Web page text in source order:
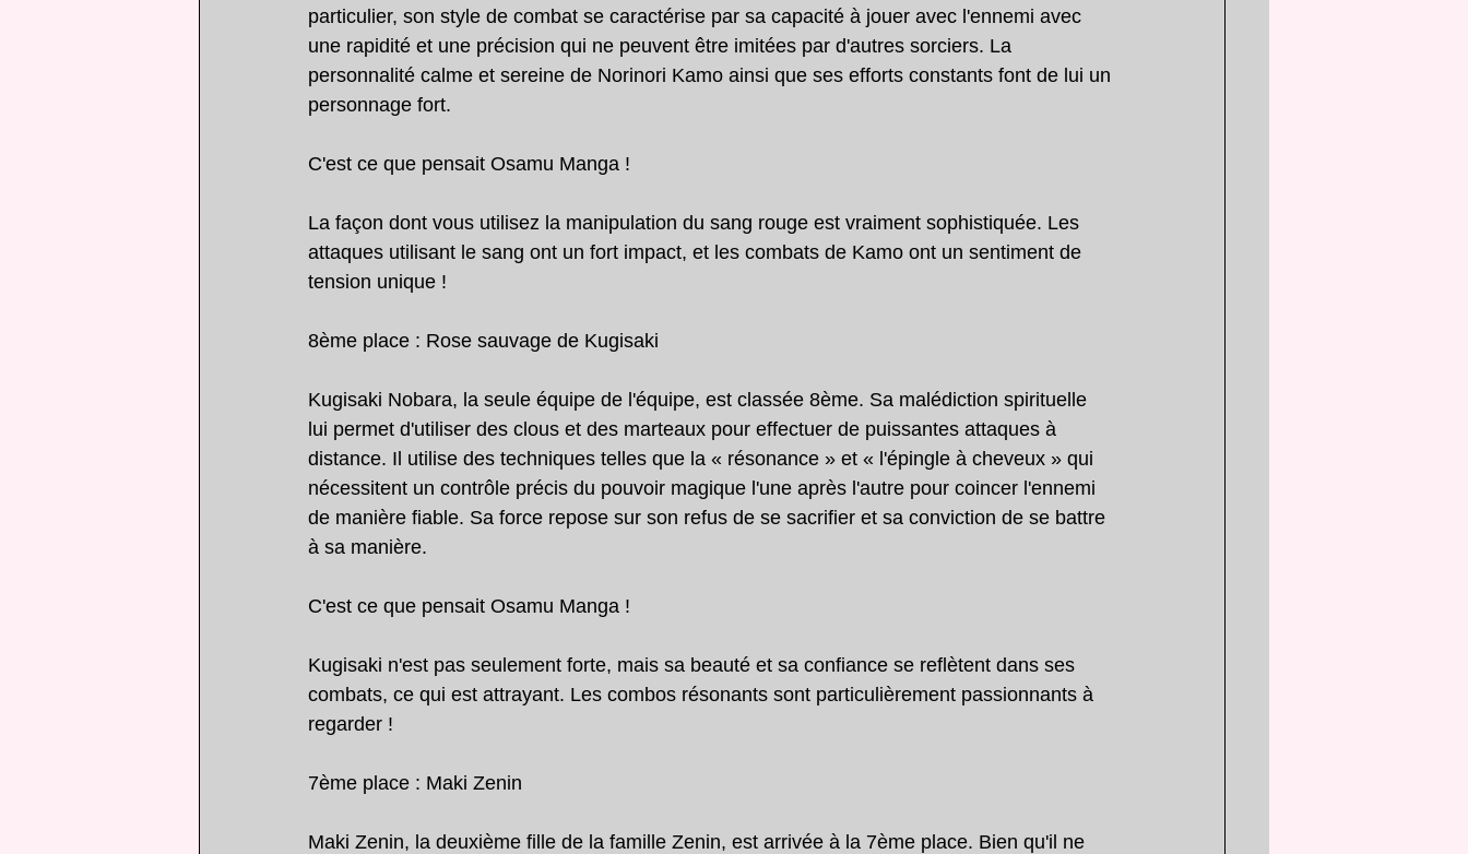
particulier, son style de combat se caractérise par sa capacité à jouer avec l'ennemi avec
une rapidité et une précision qui ne peuvent être imitées par d'autres sorciers. La
personnalité calme et sereine de Norinori Kamo ainsi que ses efforts constants font de lui un
personnage fort.
C'est ce que pensait Osamu Manga !
La façon dont vous utilisez la manipulation du sang rouge est vraiment sophistiquée. Les
attaques utilisant le sang ont un fort impact, et les combats de Kamo ont un sentiment de
tension unique !
8ème place : Rose sauvage de Kugisaki
Kugisaki Nobara, la seule équipe de l'équipe, est classée 8ème. Sa malédiction spirituelle
lui permet d'utiliser des clous et des marteaux pour effectuer de puissantes attaques à
distance. Il utilise des techniques telles que la « résonance » et « l'épingle à cheveux » qui
nécessitent un contrôle précis du pouvoir magique l'une après l'autre pour coincer l'ennemi
de manière fiable. Sa force repose sur son refus de se sacrifier et sa conviction de se battre
à sa manière.
C'est ce que pensait Osamu Manga !
Kugisaki n'est pas seulement forte, mais sa beauté et sa confiance se reflètent dans ses
combats, ce qui est attrayant. Les combos résonants sont particulièrement passionnants à
regarder !
7ème place : Maki Zenin
Maki Zenin, la deuxième fille de la famille Zenin, est arrivée à la 7ème place. Bien qu'il ne